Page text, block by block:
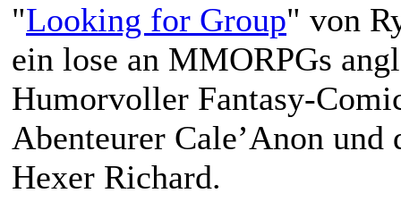
"Looking for Group" von
ein lose an MMORPGs
Humorvoller Fantasy-
Abenteurer Cale’Anon
Hexer Richard.